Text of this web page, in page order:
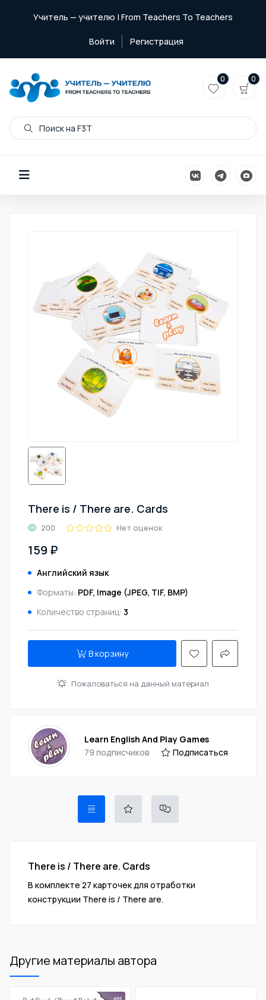
Учитель — учителю | From Teachers To Teachers
Войти Регистрация
Поиск на F3T
0 0
There is / There are. Cards
200 Нет оценок
159 ₽
Английский язык
Форматы: PDF, Image (JPEG, TIF, BMP)
Количество страниц: 3
В корзину
Пожаловаться на данный материал
Learn English And Play Games
79 подписчиков
Подписаться
There is / There are. Cards
В комплекте 27 карточек для отработки
конструкции There is / There are.
Другие материалы автора